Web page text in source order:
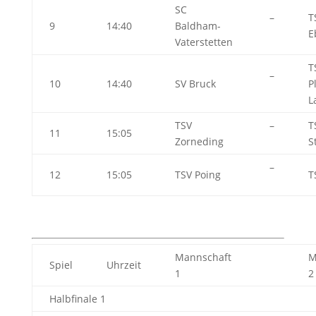
9 14:40
SC
Baldham-
Vaterstetten
–
10 14:40 SV Bruck
–
11 15:05
TSV
Zorneding
–
12 15:05 TSV Poing
–
Spiel Uhrzeit
Mannschaft
1
2
Halbfinale 1